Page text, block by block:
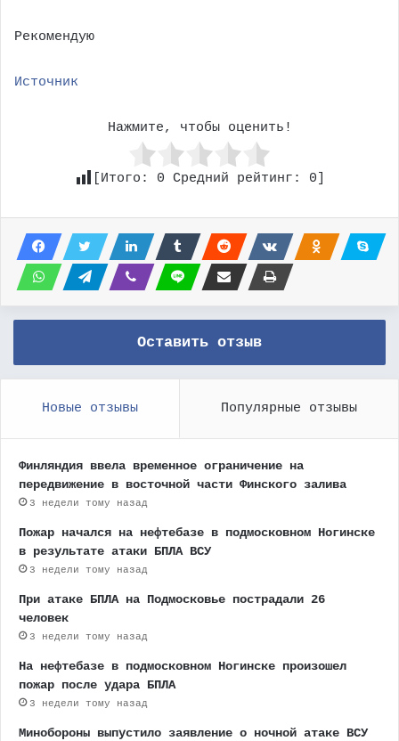
Рекомендую
Источник
Нажмите, чтобы оценить!
[Итого: 0 Средний рейтинг: 0
Оставить отзыв
Новые отзывы Популярные отзывы
Финляндия ввела временное ограничение на
передвижение в восточной части Финского залива
3 недели тому назад
Пожар начался на нефтебазе в подмосковном Ногинске
в результате атаки БПЛА ВСУ
3 недели тому назад
При атаке БПЛА на Подмосковье пострадали 26
человек
3 недели тому назад
На нефтебазе в подмосковном Ногинске произошел
пожар после удара БПЛА
3 недели тому назад
Минобороны выпустило заявление о ночной атаке ВСУ